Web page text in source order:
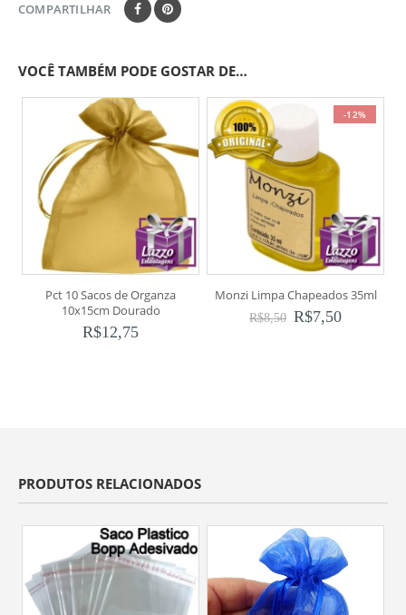
COMPARTILHAR
VOCÊ TAMBÉM PODE GOSTAR DE…
Pct 10 Sacos de Organza
10x15cm Dourado
R$12,75
-12%
Monzi Limpa Chapeados 35ml
R$8,50 R$7,50
PRODUTOS RELACIONADOS